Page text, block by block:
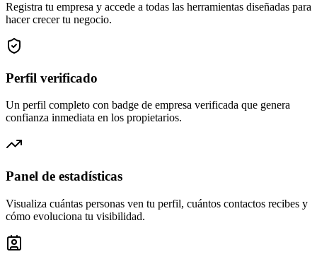
Registra tu empresa y accede a todas las herramientas diseñadas para
hacer crecer tu negocio.
Perfil verificado
Un perfil completo con badge de empresa verificada que genera
confianza inmediata en los propietarios.
Panel de estadísticas
Visualiza cuántas personas ven tu perfil, cuántos contactos recibes y
cómo evoluciona tu visibilidad.